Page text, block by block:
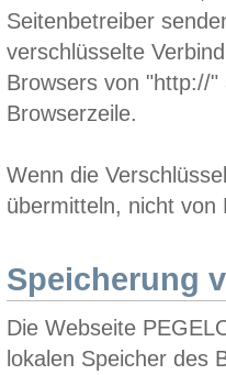
Seitenbetreiber
verschlüsselte
Browsers von "http://
Browserzeile.
Wenn die
übermitteln, nicht von
Speicherung
Die Webseite
lokalen Speicher des